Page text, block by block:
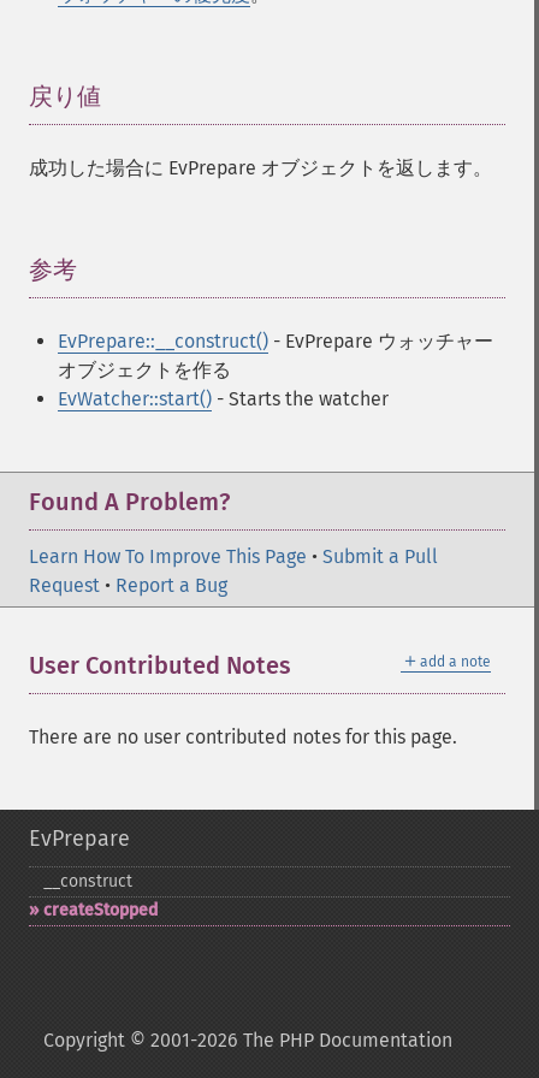
戻り値
成功した場合に EvPrepare オブジェクトを返します。
参考
EvPrepare::__construct() - EvPrepare ウォッチャー
オブジェクトを作る
EvWatcher::start() - Starts the watcher
Found A Problem?
Learn How To Improve This Page • Submit a Pull
Request • Report a Bug
＋ add a note
User Contributed Notes
There are no user contributed notes for this page.
EvPrepare
_​_​construct
createStopped
Copyright © 2001-2026 The PHP Documentation